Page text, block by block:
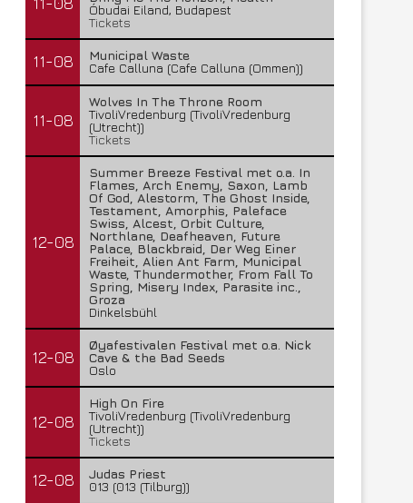
Óbudai Eiland, Budapest
Tickets
11-08
Municipal Waste
Cafe Calluna (Cafe Calluna (Ommen))
11-08
Wolves In The Throne Room
TivoliVredenburg (TivoliVredenburg
(Utrecht))
Tickets
12-08
Summer Breeze Festival met o.a. In
Flames, Arch Enemy, Saxon, Lamb
Of God, Alestorm, The Ghost Inside,
Testament, Amorphis, Paleface
Swiss, Alcest, Orbit Culture,
Northlane, Deafheaven, Future
Palace, Blackbraid, Der Weg Einer
Freiheit, Alien Ant Farm, Municipal
Waste, Thundermother, From Fall To
Spring, Misery Index, Parasite inc.,
Groza
Dinkelsbühl
12-08
Øyafestivalen Festival met o.a. Nick
Cave & the Bad Seeds
Oslo
12-08
High On Fire
TivoliVredenburg (TivoliVredenburg
(Utrecht))
Tickets
12-08
Judas Priest
013 (013 (Tilburg))